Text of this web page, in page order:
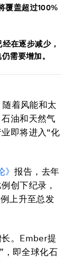
覆盖超过100%
在逐步减少，
需要增加。
着风能和太
油和天然气
即将进入“化
》报告，去年
创下纪录，
上升至总发
。Ember提
，即全球化石